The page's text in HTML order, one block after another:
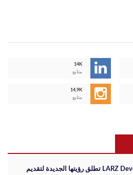
14K
متابع
14,9K
متابع
LARZ Developments تطلق رؤيتها الجديدة لتقديم